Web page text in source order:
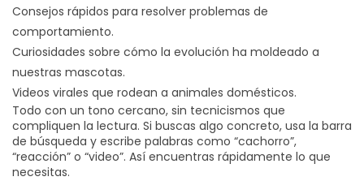
Consejos rápidos para resolver problemas de
comportamiento.
Curiosidades sobre cómo la evolución ha moldeado a
nuestras mascotas.
Videos virales que rodean a animales domésticos.
Todo con un tono cercano, sin tecnicismos que
compliquen la lectura. Si buscas algo concreto, usa la barra
de búsqueda y escribe palabras como “cachorro”,
“reacción” o “video”. Así encuentras rápidamente lo que
necesitas.